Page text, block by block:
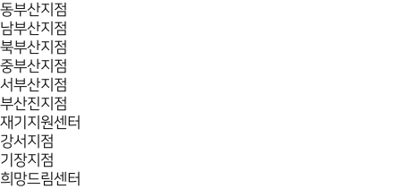
동부산지점
남부산지점
북부산지점
중부산지점
서부산지점
부산진지점
재기지원센터
강서지점
기장지점
희망드림센터